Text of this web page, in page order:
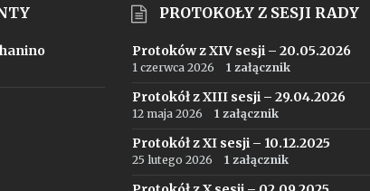
PROTOKOŁY Z SESJI RADY
Protoków z XIV sesji – 20.05.2026
1 czerwca 2026 1 załącznik
Protokół z XIII sesji – 29.04.2026
12 maja 2026 1 załącznik
Protokół z XI sesji – 10.12.2025
25 lutego 2026 1 załącznik